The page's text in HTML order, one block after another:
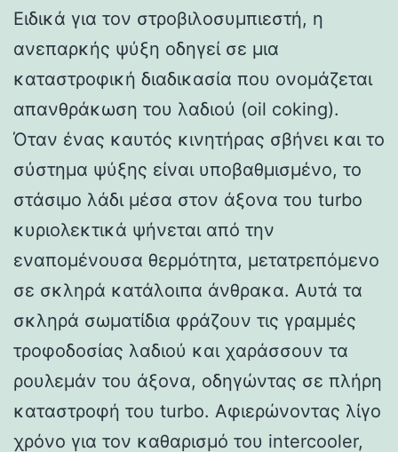
Ειδικά για τον στροβιλοσυμπιεστή, η
ανεπαρκής ψύξη οδηγεί σε μια
καταστροφική διαδικασία που ονομάζεται
απανθράκωση του λαδιού (oil coking).
Όταν ένας καυτός κινητήρας σβήνει και το
σύστημα ψύξης είναι υποβαθμισμένο, το
στάσιμο λάδι μέσα στον άξονα του turbo
κυριολεκτικά ψήνεται από την
εναπομένουσα θερμότητα, μετατρεπόμενο
σε σκληρά κατάλοιπα άνθρακα. Αυτά τα
σκληρά σωματίδια φράζουν τις γραμμές
τροφοδοσίας λαδιού και χαράσσουν τα
ρουλεμάν του άξονα, οδηγώντας σε πλήρη
καταστροφή του turbo. Αφιερώνοντας λίγο
χρόνο για τον καθαρισμό του intercooler,